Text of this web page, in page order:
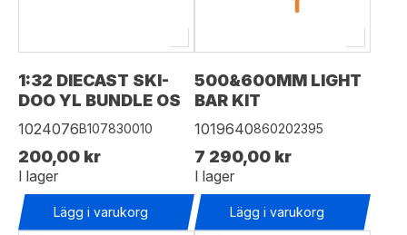
1:32 DIECAST SKI-
DOO YL BUNDLE OS
1024076B107830010
200,00 kr
I lager
Lägg i varukorg
500&600MM LIGHT
BAR KIT
1019640860202395
7 290,00 kr
I lager
Lägg i varukorg